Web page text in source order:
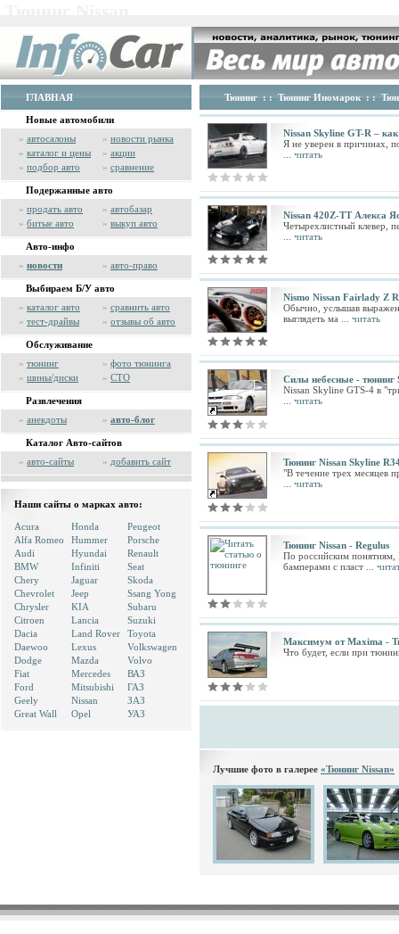
ГЛАВНАЯ
Новые автомобили
» автосалоны » новости рынка
» каталог и цены » акции
» подбор авто » сравнение
Подержанные авто
» продать авто » автобазар
» битые авто » выкуп авто
Авто-инфо
» новости » авто-право
Выбираем Б/У авто
» каталог авто » сравнить авто
» тест-драйвы » отзывы об авто
Обслуживание
» тюнинг » фото тюнинга
» шины/диски » СТО
Развлечения
» анекдоты » авто-блог
Каталог Авто-сайтов
» авто-сайты » добавить сайт
Наши сайты о марках авто:
Acura
Alfa Romeo
Audi
BMW
Chery
Chevrolet
Chrysler
Citroen
Dacia
Daewoo
Dodge
Fiat
Ford
Geely
Great Wall
Honda
Hummer
Hyundai
Infiniti
Jaguar
Jeep
KIA
Lancia
Land Rover
Lexus
Mazda
Mercedes
Mitsubishi
Nissan
Opel
Peugeot
Porsche
Renault
Seat
Skoda
Ssang Yong
Subaru
Suzuki
Toyota
Volkswagen
Volvo
ВАЗ
ГАЗ
ЗАЗ
УАЗ
Тюнинг : : Тюнинг Иномарок : :
Nissan Skyline GT-R –
Я не уверен в причинах,
читать
Nissan 420Z-TT Алекса
Четырехлистный клевер,
читать
Nismo Nissan Fairlady Z
Обычно, услышав
выглядеть ма ... читать
Силы небесные - тюнинг
Nissan Skyline GTS-4 в
читать
Тюнинг Nissan Skyline
"В течение трех месяцев
читать
Тюнинг Nissan - Regulus
По российским понятиям,
бамперами с пласт ...
Максимум от Maxima -
Что будет, если при
Лучшие фото в галерее «Тюнинг Nissan»